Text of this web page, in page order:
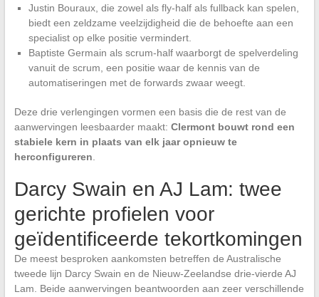
Justin Bouraux, die zowel als fly-half als fullback kan spelen,
biedt een zeldzame veelzijdigheid die de behoefte aan een
specialist op elke positie vermindert.
Baptiste Germain als scrum-half waarborgt de spelverdeling
vanuit de scrum, een positie waar de kennis van de
automatiseringen met de forwards zwaar weegt.
Deze drie verlengingen vormen een basis die de rest van de
aanwervingen leesbaarder maakt: Clermont bouwt rond een
stabiele kern in plaats van elk jaar opnieuw te
herconfigureren.
Darcy Swain en AJ Lam: twee
gerichte profielen voor
geïdentificeerde tekortkomingen
De meest besproken aankomsten betreffen de Australische
tweede lijn Darcy Swain en de Nieuw-Zeelandse drie-vierde AJ
Lam. Beide aanwervingen beantwoorden aan zeer verschillende